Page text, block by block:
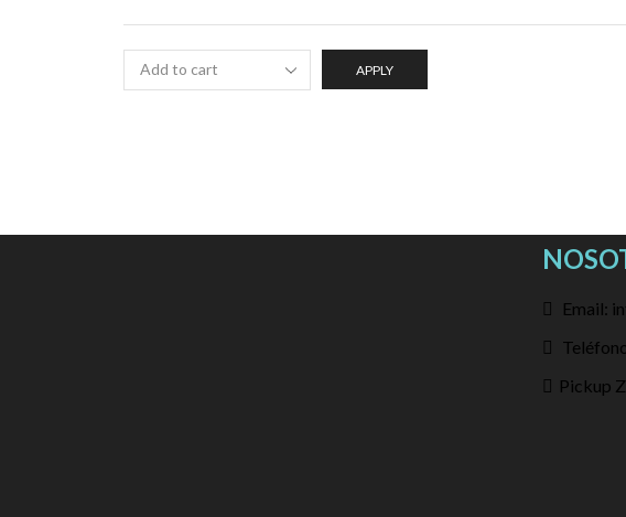
APPLY
Email:
Pickup